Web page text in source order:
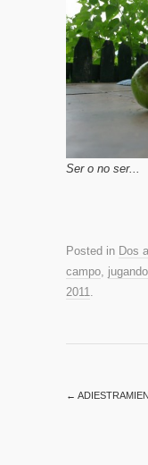
Ser o no ser...
Posted in Dos
campo jugando
2011
←